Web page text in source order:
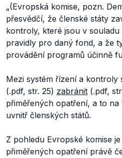
„(Evropská komise, pozn.
přesvědčí, že členské státy
kontroly, které jsou v
pravidly pro daný fond, a že
provádění programů účinně
Mezi systém řízení a kontroly
(.pdf, str. 25) zabránit (.pdf,
přiměřených opatření, a to
uvnitř členských států.
Z pohledu Evropské komise
přiměřených opatření právě